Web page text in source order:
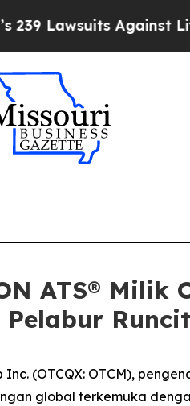
Against Life-
ATS® Milik
Runcit
Inc. (OTCQX: OTCM),
global terkemuka